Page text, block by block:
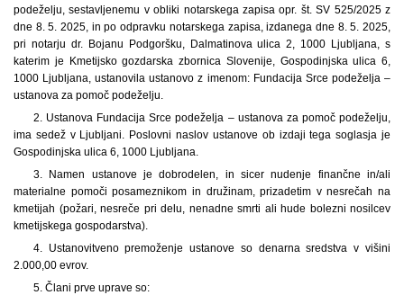
podeželju, sestavljenemu v obliki notarskega zapisa opr. št. SV 525/2025 z
dne 8. 5. 2025, in po odpravku notarskega zapisa, izdanega dne 8. 5. 2025,
pri notarju dr. Bojanu Podgoršku, Dalmatinova ulica 2, 1000 Ljubljana, s
katerim je Kmetijsko gozdarska zbornica Slovenije, Gospodinjska ulica 6,
1000 Ljubljana, ustanovila ustanovo z imenom: Fundacija Srce podeželja –
ustanova za pomoč podeželju.
2. Ustanova Fundacija Srce podeželja – ustanova za pomoč podeželju,
ima sedež v Ljubljani. Poslovni naslov ustanove ob izdaji tega soglasja je
Gospodinjska ulica 6, 1000 Ljubljana.
3. Namen ustanove je dobrodelen, in sicer nudenje finančne in/ali
materialne pomoči posameznikom in družinam, prizadetim v nesrečah na
kmetijah (požari, nesreče pri delu, nenadne smrti ali hude bolezni nosilcev
kmetijskega gospodarstva).
4. Ustanovitveno premoženje ustanove so denarna sredstva v višini
2.000,00 evrov.
5. Člani prve uprave so: